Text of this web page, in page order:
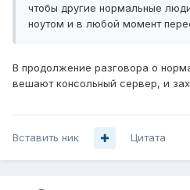
чтобы другие нормальные
ноутом и в любой момент
В продолжение разговора о
вешают консольный сервер, и
Вставить ник Цитата